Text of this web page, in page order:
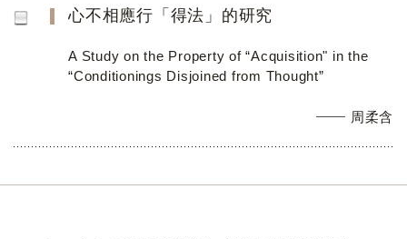
心不相應行「得法」的研究
A Study on the Property of “Acquisition" in the
“Conditionings Disjoined from Thought”
周柔含